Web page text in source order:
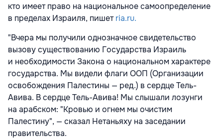
кто имеет право на национальное самоопределение
в пределах Израиля, пишетria.ru.
"Вчера мы получили однозначное свидетельство
вызову существованию Государства Израиль
и необходимости Закона о национальном характере
государства. Мы видели флаги ООП (Организации
освобождения Палестины — ред.) в сердце Тель-
Авива. В сердце Тель-Авива! Мы слышали лозунги
на арабском: "Кровью и огнем мы очистим
Палестину", — сказал Нетаньяху на заседании
правительства.